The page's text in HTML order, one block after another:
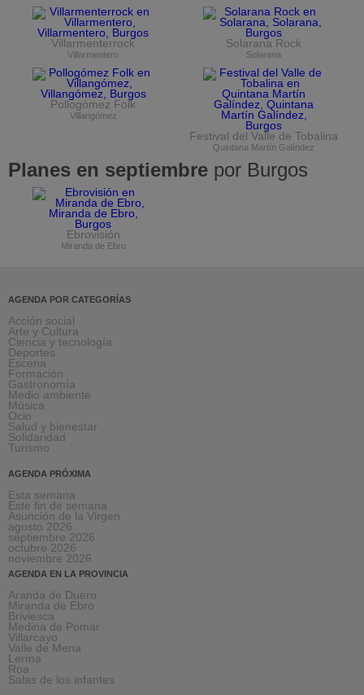
Villarmenterrock
Villarmentero
Solarana Rock
Solarana
Pollogómez Folk
Villangómez
Festival del Valle de Tobalina
Quintana Martín Galíndez
Planes en septiembre por Burgos
Ebrovisión
Miranda de Ebro
AGENDA POR CATEGORÍAS
Acción social
Arte y Cultura
Ciencia y tecnología
Deportes
Escena
Formación
Gastronomía
Medio ambiente
Música
Ocio
Salud y bienestar
Solidaridad
Turismo
AGENDA PRÓXIMA
Esta semana
Este fin de semana
Asunción de la Virgen
agosto 2026
septiembre 2026
octubre 2026
noviembre 2026
AGENDA EN LA PROVINCIA
Aranda de Duero
Miranda de Ebro
Briviesca
Medina de Pomar
Villarcayo
Valle de Mena
Lerma
Roa
Salas de los infantes